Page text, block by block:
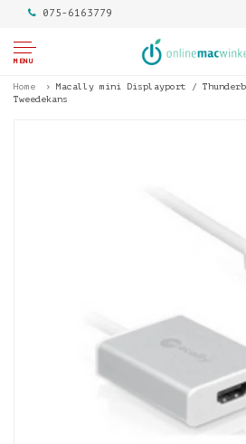
075-6163779
MENU
Home
Macally mini Displayport /
Tweedekans